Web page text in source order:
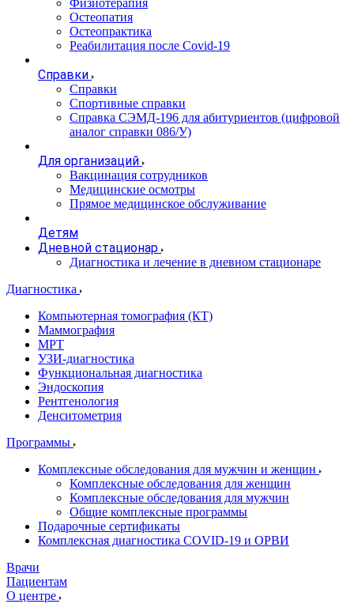
Физиотерапия
Остеопатия
Остеопрактика
Реабилитация после Covid-19
Справки
Справки
Спортивные справки
Справка СЭМД‑196 для абитуриентов (цифровой
аналог справки 086/У)
Для организаций
Вакцинация сотрудников
Медицинские осмотры
Прямое медицинское обслуживание
Детям
Дневной стационар
Диагностика и лечение в дневном стационаре
Диагностика
Компьютерная томография (КТ)
Маммография
МРТ
УЗИ-диагностика
Функциональная диагностика
Эндоскопия
Рентгенология
Денситометрия
Программы
Комплексные обследования для мужчин и женщин
Комплексные обследования для женщин
Комплексные обследования для мужчин
Общие комплексные программы
Подарочные сертификаты
Комплексная диагностика COVID-19 и ОРВИ
Врачи
Пациентам
О центре